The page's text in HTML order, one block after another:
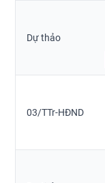
Dự thảo
03/TTr-HĐND